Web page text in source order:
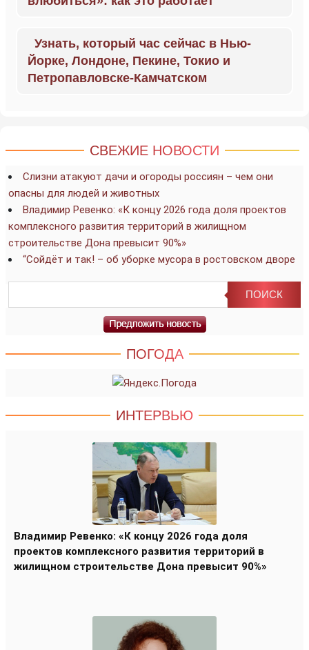
Узнать, который час сейчас в Нью-
Йорке, Лондоне, Пекине, Токио и
Петропавловске-Камчатском
СВЕЖИЕ НОВОСТИ
Слизни атакуют дачи и огороды россиян – чем они
опасны для людей и животных
Владимир Ревенко: «К концу 2026 года доля проектов
комплексного развития территорий в жилищном
строительстве Дона превысит 90%»
“Сойдёт и так! – об уборке мусора в ростовском дворе
ПОГОДА
ИНТЕРВЬЮ
Владимир Ревенко: «К концу 2026 года доля
проектов комплексного развития территорий в
жилищном строительстве Дона превысит 90%»